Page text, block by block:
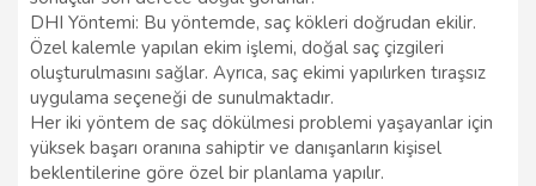
DHI Yöntemi: Bu yöntemde, saç kökleri doğrudan ekilir.
Özel kalemle yapılan ekim işlemi, doğal saç çizgileri
oluşturulmasını sağlar. Ayrıca, saç ekimi yapılırken tıraşsız
uygulama seçeneği de sunulmaktadır.
Her iki yöntem de saç dökülmesi problemi yaşayanlar için
yüksek başarı oranına sahiptir ve danışanların kişisel
beklentilerine göre özel bir planlama yapılır.